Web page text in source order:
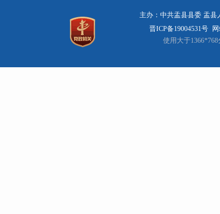
主办：中共盂县县委 盂县
晋ICP备19004531号
使用大于